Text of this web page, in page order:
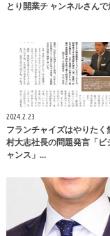
とり開業チ ャンネルさん
2024.2.23
フランチャイズはやりたく
村大志社長の問題発言「ビ
ャンス」…